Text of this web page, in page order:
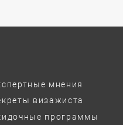
мнения
визажиста
программы